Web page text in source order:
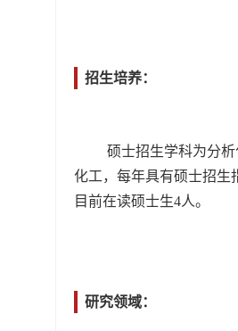
招生培养：
硕士招生学科为分
化工，每年具有硕士招生
目前在读硕士生4人。
研究领域：